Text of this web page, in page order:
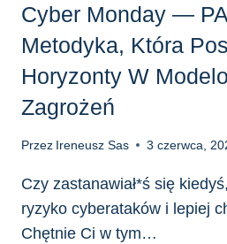
Cyber Monday —
Metodyka, Która
Horyzonty W
Zagrożeń
Przez Ireneusz Sas 3 czerwca,
Czy zastanawiał*ś się
ryzyko cyberataków i lepiej
Chętnie Ci w tym…